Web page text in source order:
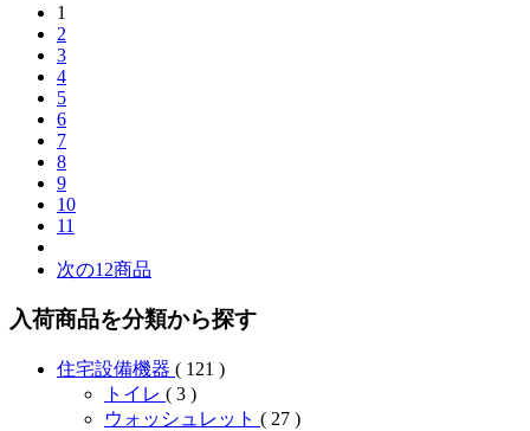
1
2
3
4
5
6
7
8
9
10
11
次の12商品
入荷商品を分類から探す
住宅設備機器 ( 121 )
トイレ ( 3 )
ウォッシュレット ( 27 )